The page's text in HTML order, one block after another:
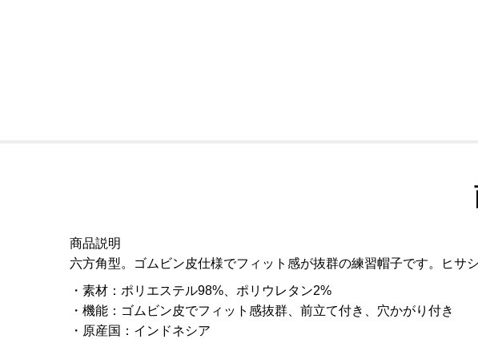
商品説明
六方角型。ゴムビン皮仕様でフィット感が抜群の練習帽子です。ヒサ
素材 ： ポリエステル98%、ポリウレタン2%
機能 ： ゴムビン皮でフィット感抜群、前立て付き、穴かがり付き
原産国 ： インドネシア